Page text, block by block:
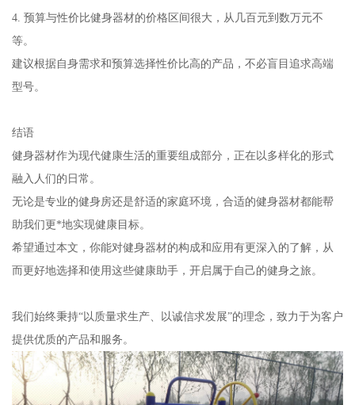
4. 预算与性价比健身器材的价格区间很大，从几百元到数万元不
等。
建议根据自身需求和预算选择性价比高的产品，不必盲目追求高端
型号。
结语
健身器材作为现代健康生活的重要组成部分，正在以多样化的形式
融入人们的日常。
无论是专业的健身房还是舒适的家庭环境，合适的健身器材都能帮
助我们更*地实现健康目标。
希望通过本文，你能对健身器材的构成和应用有更深入的了解，从
而更好地选择和使用这些健康助手，开启属于自己的健身之旅。
我们始终秉持“以质量求生产、以诚信求发展”的理念，致力于为客户
提供优质的产品和服务。